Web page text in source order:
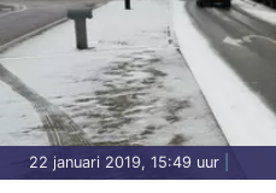
22 januari 2019, 15:49 uur